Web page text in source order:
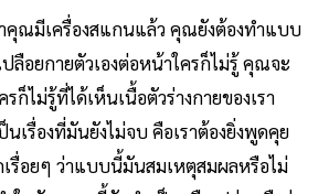
ณมีเครื่องสแกนแล้ว คุณยังต้องทำแบบ
ลือยกายตัวเองต่อหน้าใครก็ไม่รู้ คุณจะ
ก็ไม่รู้ที่ได้เห็นเนื้อตัวร่างกายของเรา
นเรื่องที่มันยังไม่จบ คือเราต้องยิ่งพูดคุย
เรื่อยๆ ว่าแบบนี้มันสมเหตุสมผลหรือไม่